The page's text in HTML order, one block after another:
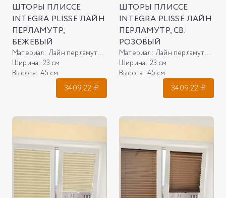
ШТОРЫ ПЛИССЕ
INTEGRA PLISSE ЛАЙН
ПЕРЛАМУТР,
БЕЖЕВЫЙ
Материал: Лайн перламутр, бежевый
Ширина: 23 см
Высота: 45 см
3409.22 ₽
ШТОРЫ ПЛИССЕ
INTEGRA PLISSE ЛАЙН
ПЕРЛАМУТР, СВ.
РОЗОВЫЙ
Материал: Лайн перламутр, св. розовый
Ширина: 23 см
Высота: 45 см
3409.22 ₽